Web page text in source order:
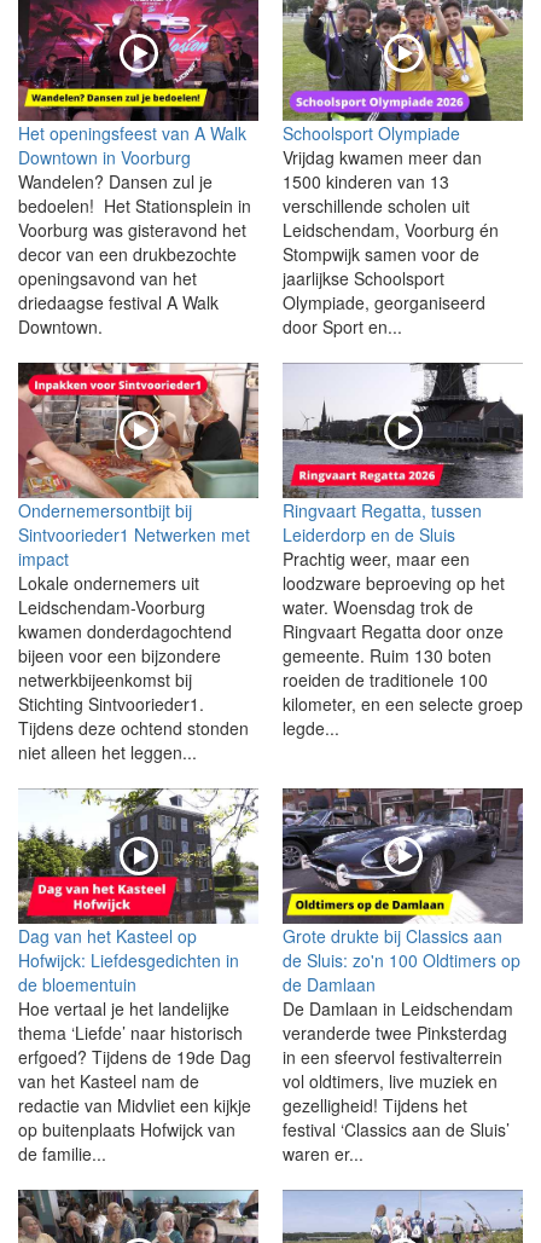
Het openingsfeest van A Walk
Downtown in Voorburg
Wandelen? Dansen zul je
bedoelen! Het Stationsplein in
Voorburg was gisteravond het
decor van een drukbezochte
openingsavond van het
driedaagse festival A Walk
Downtown.
Schoolsport Olympiade
Vrijdag kwamen meer dan
1500 kinderen van 13
verschillende scholen uit
Leidschendam, Voorburg én
Stompwijk samen voor de
jaarlijkse Schoolsport
Olympiade, georganiseerd
door Sport en...
Ondernemersontbijt bij
Sintvoorieder1 Netwerken met
impact
Lokale ondernemers uit
Leidschendam-Voorburg
kwamen donderdagochtend
bijeen voor een bijzondere
netwerkbijeenkomst bij
Stichting Sintvoorieder1.
Tijdens deze ochtend stonden
niet alleen het leggen...
Ringvaart Regatta, tussen
Leiderdorp en de Sluis
Prachtig weer, maar een
loodzware beproeving op het
water. Woensdag trok de
Ringvaart Regatta door onze
gemeente. Ruim 130 boten
roeiden de traditionele 100
kilometer, en een selecte groep
legde...
Dag van het Kasteel op
Hofwijck: Liefdesgedichten in
de bloementuin
Hoe vertaal je het landelijke
thema ‘Liefde’ naar historisch
erfgoed? Tijdens de 19de Dag
van het Kasteel nam de
redactie van Midvliet een kijkje
op buitenplaats Hofwijck van
de familie...
Grote drukte bij Classics aan
de Sluis: zo'n 100 Oldtimers op
de Damlaan
De Damlaan in Leidschendam
veranderde twee Pinksterdag
in een sfeervol festivalterrein
vol oldtimers, live muziek en
gezelligheid! Tijdens het
festival ‘Classics aan de Sluis’
waren er...